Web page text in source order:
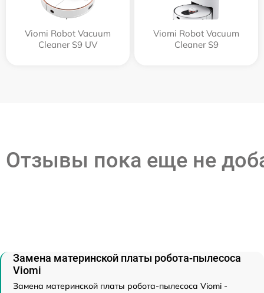
Viomi Robot Vacuum
Cleaner S9 UV
Viomi Robot Vacuum
Cleaner S9
Отзывы пока еще не
Замена материнской платы робота-пылесоса
Viomi
Замена материнской платы робота-пылесоса Viomi -